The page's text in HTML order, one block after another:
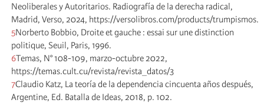
Neoliberales y Autoritarios. Radiografía de la derecha radical,
Madrid, Verso, 2024, https://versolibros.com/products/trumpismos.
5Norberto Bobbio, Droite et gauche : essai sur une distinction
politique, Seuil, Paris, 1996.
6Temas, N° 108-109, marzo-octubre 2022,
https://temas.cult.cu/revista/revista_datos/3
7Claudio Katz, La teoría de la dependencia cincuenta años después,
Argentine, Ed. Batalla de Ideas, 2018, p. 102.